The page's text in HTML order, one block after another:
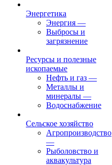
Энергетика
Энергия —
Выбросы и
загрязнение
Ресурсы и полезные
ископаемые
Нефть и газ —
Металлы и
минералы —
Водоснабжение
Сельское хозяйство
Агропроизводство
—
Рыболовство и
аквакультура